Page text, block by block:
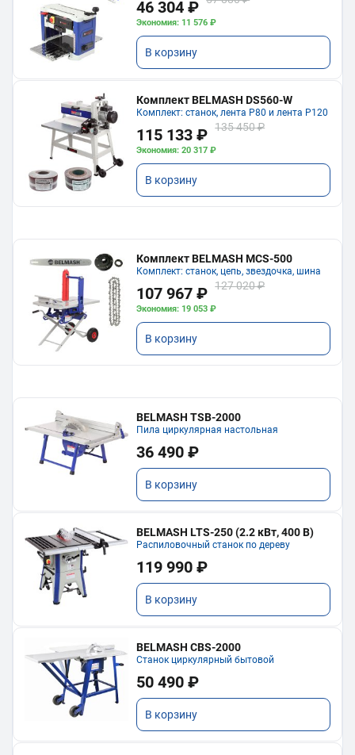
46 304 ₽
Экономия: 11 576 ₽
В корзину
Комплект BELMASH DS560-W
Комплект: станок, лента P80 и лента P120
115 133 ₽ 135 450 ₽
Экономия: 20 317 ₽
В корзину
Комплект BELMASH MCS-500
Комплект: станок, цепь, звездочка, шина
107 967 ₽ 127 020 ₽
Экономия: 19 053 ₽
В корзину
BELMASH TSB-2000
Пила циркулярная настольная
36 490 ₽
В корзину
BELMASH LTS-250 (2.2 кВт, 400 В)
Распиловочный станок по дереву
119 990 ₽
В корзину
BELMASH CBS-2000
Станок циркулярный бытовой
50 490 ₽
В корзину